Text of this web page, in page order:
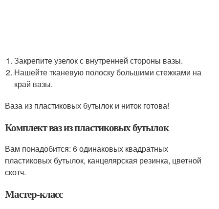
Закрепите узелок с внутренней стороны вазы.
Нашейте тканевую полоску большими стежками на
край вазы.
Ваза из пластиковых бутылок и ниток готова!
Комплект ваз из пластиковых бутылок
Вам понадобится: 6 одинаковых квадратных
пластиковых бутылок, канцелярская резинка, цветной
скотч.
Мастер-класс